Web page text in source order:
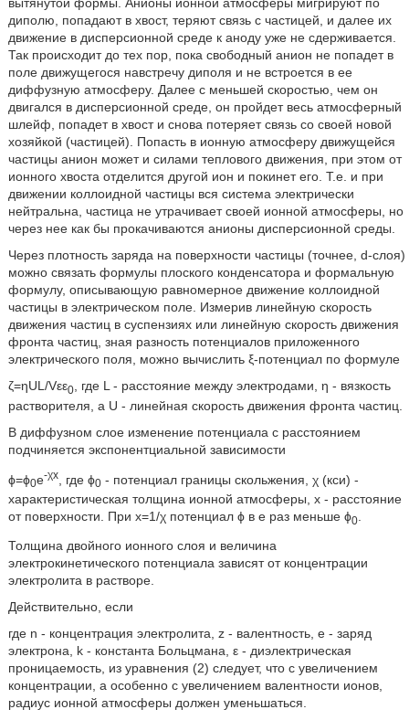
диполю, попадают в хвост, теряют связь с частицей, и далее их
движение в дисперсионной среде к аноду уже не сдерживается.
Так происходит до тех пор, пока свободный анион не попадет в
поле движущегося навстречу диполя и не встроется в ее
диффузную атмосферу. Далее с меньшей скоростью, чем он
двигался в дисперсионной среде, он пройдет весь атмосферный
шлейф, попадет в хвост и снова потеряет связь со своей новой
хозяйкой (частицей). Попасть в ионную атмосферу движущейся
частицы анион может и силами теплового движения, при этом от
ионного хвоста отделится другой ион и покинет его. Т.е. и при
движении коллоидной частицы вся система электрически
нейтральна, частица не утрачивает своей ионной атмосферы, но
через нее как бы прокачиваются анионы дисперсионной среды.
Через плотность заряда на поверхности частицы (точнее, d-слоя)
можно связать формулы плоского конденсатора и формальную
формулу, описывающую равномерное движение коллоидной
частицы в электрическом поле. Измерив линейную скорость
движения частиц в суспензиях или линейную скорость движения
фронта частиц, зная разность потенциалов приложенного
электрического поля, можно вычислить ξ-потенциал по формуле
ζ=ηUL/Vεε0, где L - расстояние между электродами, η - вязкость
растворителя, a U - линейная скорость движения фронта частиц.
В диффузном слое изменение потенциала с расстоянием
подчиняется экспонентциальной зависимости
ϕ=ϕ0e-χx, где ϕ0- потенциал границы скольжения, χ (кси) -
характеристическая толщина ионной атмосферы, х - расстояние
от поверхности. При х=1/χ потенциал ϕ в е раз меньше ϕ0.
Толщина двойного ионного слоя и величина
электрокинетического потенциала зависят от концентрации
электролита в растворе.
Действительно, если
где n - концентрация электролита, z - валентность, е - заряд
электрона, k - константа Больцмана, ε - диэлектрическая
проницаемость, из уравнения (2) следует, что с увеличением
концентрации, а особенно с увеличением валентности ионов,
радиус ионной атмосферы должен уменьшаться.